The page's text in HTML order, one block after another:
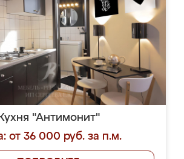
Кухня "Антимонит"
от 36 000 руб. за п.м.